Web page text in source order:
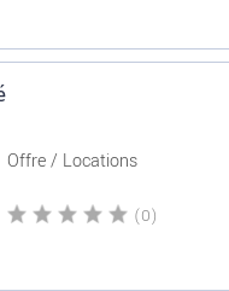
Offre / Locations
(0)